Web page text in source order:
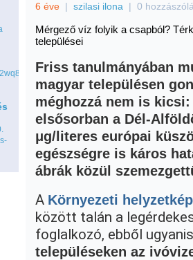
6 éve | szilasi ilona | 0
Mérgező víz folyik a csapból?
települései
Friss tanulmányában
magyar településen
méghozzá nem is
elsősorban a Dél-
μg/literes európai
egészségre is káros
ábrák közül
A Környezeti helyzetkép
között talán a
foglalkozó, ebből
településeken az